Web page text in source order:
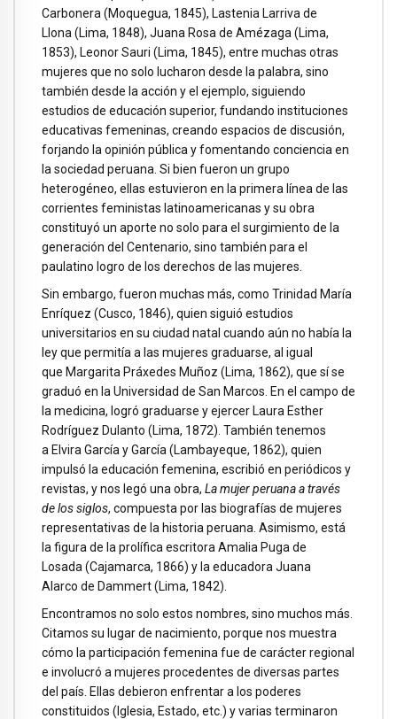
Carbonera (Moquegua, 1845), Lastenia Larriva de
Llona (Lima, 1848), Juana Rosa de Amézaga (Lima,
1853), Leonor Sauri (Lima, 1845), entre muchas otras
mujeres que no solo lucharon desde la palabra, sino
también desde la acción y el ejemplo, siguiendo
estudios de educación superior, fundando instituciones
educativas femeninas, creando espacios de discusión,
forjando la opinión pública y fomentando conciencia en
la sociedad peruana. Si bien fueron un grupo
heterogéneo, ellas estuvieron en la primera línea de las
corrientes feministas latinoamericanas y su obra
constituyó un aporte no solo para el surgimiento de la
generación del Centenario, sino también para el
paulatino logro de los derechos de las mujeres.
Sin embargo, fueron muchas más, como Trinidad María
Enríquez (Cusco, 1846), quien siguió estudios
universitarios en su ciudad natal cuando aún no había la
ley que permitía a las mujeres graduarse, al igual
que Margarita Práxedes Muñoz (Lima, 1862), que sí se
graduó en la Universidad de San Marcos. En el campo de
la medicina, logró graduarse y ejercer Laura Esther
Rodríguez Dulanto (Lima, 1872). También tenemos
a Elvira García y García (Lambayeque, 1862), quien
impulsó la educación femenina, escribió en periódicos y
revistas, y nos legó una obra, La mujer peruana a través
de los siglos, compuesta por las biografías de mujeres
representativas de la historia peruana. Asimismo, está
la figura de la prolífica escritora Amalia Puga de
Losada (Cajamarca, 1866) y la educadora Juana
Alarco de Dammert (Lima, 1842).
Encontramos no solo estos nombres, sino muchos más.
Citamos su lugar de nacimiento, porque nos muestra
cómo la participación femenina fue de carácter regional
e involucró a mujeres procedentes de diversas partes
del país. Ellas debieron enfrentar a los poderes
constituidos (Iglesia, Estado, etc.) y varias terminaron